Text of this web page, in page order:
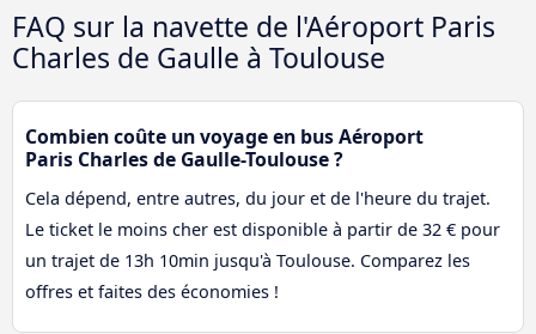
FAQ sur la navette de l'Aéroport Paris
Charles de Gaulle à Toulouse
Combien coûte un voyage en bus Aéroport
Paris Charles de Gaulle-Toulouse ?
Cela dépend, entre autres, du jour et de l'heure du trajet.
Le ticket le moins cher est disponible à partir de 32 € pour
un trajet de 13h 10min jusqu'à Toulouse. Comparez les
offres et faites des économies !